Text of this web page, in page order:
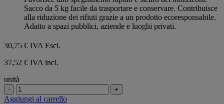
Sacco da 5 kg facile da trasportare e conservare. Contribuisce
alla riduzione dei rifiuti grazie a un prodotto ecoresponsabile.
Adatto a spazi pubblici, aziende e luoghi privati.
30,75 € IVA Escl.
37,52 € IVA incl.
unità
- +
Aggiungi al carrello